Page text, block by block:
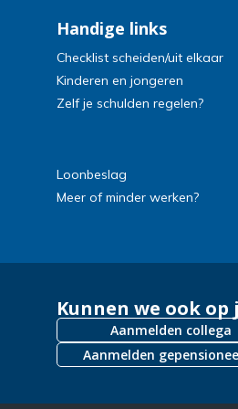
Handige links
Checklist scheiden/uit elkaar
Kinderen en jongeren
Zelf je schulden regelen?
Loonbeslag
Meer of minder werken?
Kunnen we ook op
Aanmelden collega
Aanmelden